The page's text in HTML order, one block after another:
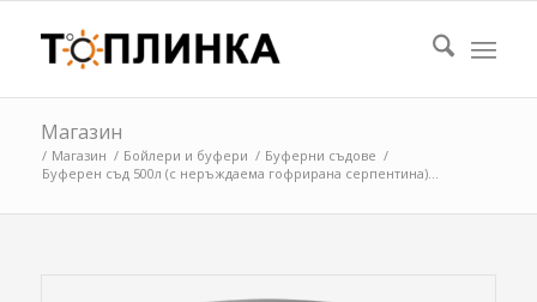
Магазин
/ Магазин / Бойлери и буфери / Буферни съдове /
Буферен съд 500л (с неръждаема гофрирана серпентина)...